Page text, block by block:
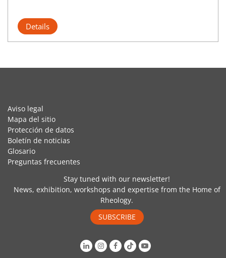
Details
Aviso legal
Mapa del sitio
Protección de datos
Boletín de noticias
Glosario
Preguntas frecuentes
Stay tuned with our newsletter!
News, exhibition, workshops and expertise from the Home of
Rheology.
SUBSCRIBE